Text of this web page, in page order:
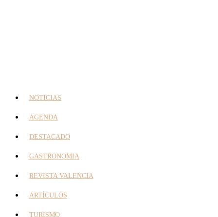
NOTICIAS
AGENDA
DESTACADO
GASTRONOMIA
REVISTA VALENCIA
ARTÍCULOS
TURISMO